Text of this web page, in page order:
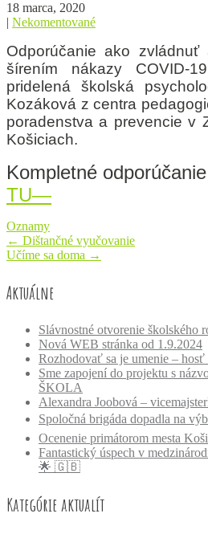
18 marca, 2020
| Nekomentované
Odporúčanie ako zvládnuť
šírením nákazy COVID-
pridelená školská
Kozáková z centra
poradenstva a prevencie v
Košiciach.
Kompletné
TU—
Oznamy
Post
navigation
← Dištančné vyučovanie
Učíme sa doma →
Aktuálne
Slávnostné otvorenie školského
Nová WEB stránka od 1.9.2024
Rozhodovať sa je umenie –
Sme zapojení do projektu s
ŠKOLA
Alexandra Joobová –
Spoločná brigáda dopadla na
Ocenenie primátorom mesta
Fantastický úspech v
🌟 🇬🇧
Kategórie aktualít